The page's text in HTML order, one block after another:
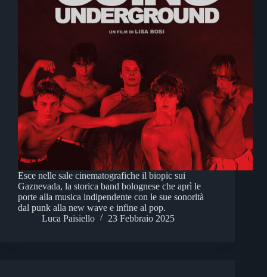
Esce nelle sale cinematografiche il biopic sui
Gaznevada, la storica band bolognese che aprì le
porte alla musica indipendente con le sue sonorità
dal punk alla new wave e infine al pop.
Luca Paisiello
23 Febbraio 2025